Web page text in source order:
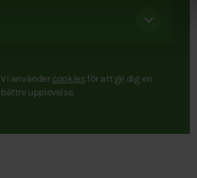
Vi användercookies för att ge dig en
bättre upplevelse.